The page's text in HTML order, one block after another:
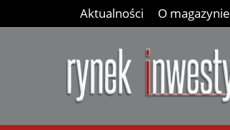
Aktualności O magazynie